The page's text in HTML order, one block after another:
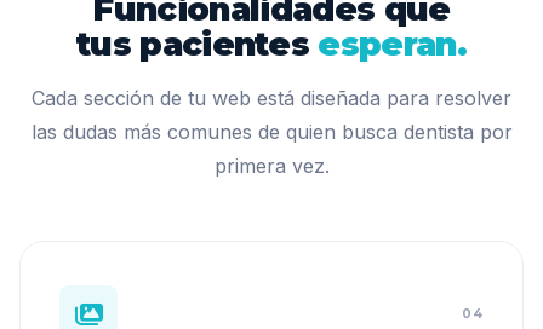
Funcionalidades que
tus pacientes esperan.
Cada sección de tu web está diseñada para resolver
las dudas más comunes de quien busca dentista por
primera vez.
04